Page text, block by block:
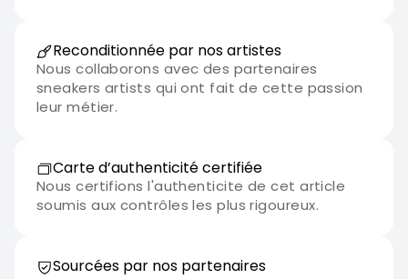
Reconditionnée par nos artistes
Nous collaborons avec des partenaires
sneakers artists qui ont fait de cette passion
leur métier.
Carte d’authenticité certifiée
Nous certifions l'authenticite de cet article
soumis aux contrôles les plus rigoureux.
Sourcées par nos partenaires